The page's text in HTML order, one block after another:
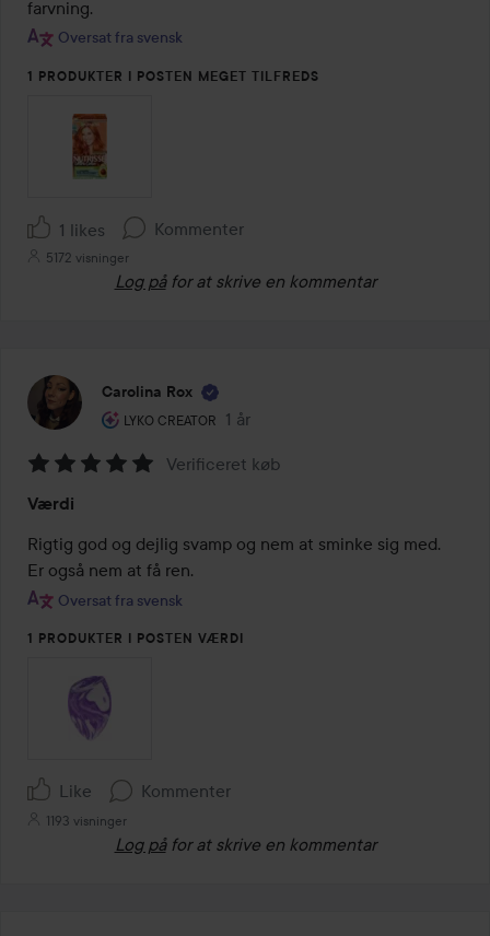
5
farvning.
Oversat fra svensk
1 PRODUKTER I POSTEN MEGET TILFREDS
1 likes Kommenter
5172 visninger
Log på for at skrive en kommentar
Carolina Rox
LYKO CREATOR
Brugerens rolle: Lyko Creator.
1 år
Posten blev oprettet 1 år
5
ud
af
5
Verificeret køb
Værdi
Rigtig god og dejlig svamp og nem at sminke sig med.
Er også nem at få ren.
Oversat fra svensk
1 PRODUKTER I POSTEN VÆRDI
Like Kommenter
1193 visninger
Log på for at skrive en kommentar